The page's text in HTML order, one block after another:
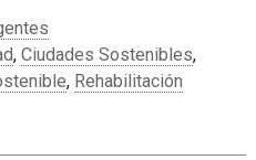
, Ciudades Sostenibles,
, Rehabilitación